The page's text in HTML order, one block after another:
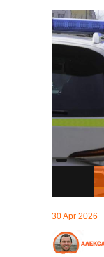
30 Apr 2026